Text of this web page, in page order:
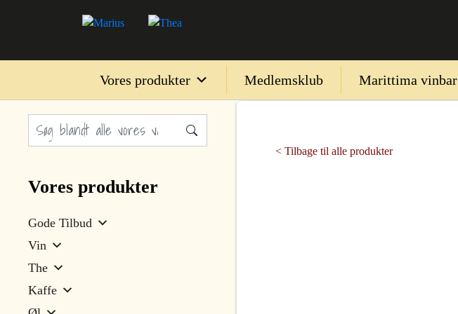
Vores produkter Medlemsklub Marittima vinbar
Vores produkter
Gode Tilbud
Vin
The
Kaffe
< Tilbage til alle produkter